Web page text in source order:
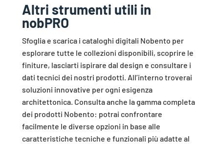
Altri strumenti utili in
nobPRO
Sfoglia e scarica i cataloghi digitali Nobento per
esplorare tutte le collezioni disponibili, scoprire le
finiture, lasciarti ispirare dal design e consultare i
dati tecnici dei nostri prodotti. All’interno troverai
soluzioni innovative per ogni esigenza
architettonica. Consulta anche la gamma completa
dei prodotti Nobento: potrai confrontare
facilmente le diverse opzioni in base alle
caratteristiche tecniche e funzionali più adatte al